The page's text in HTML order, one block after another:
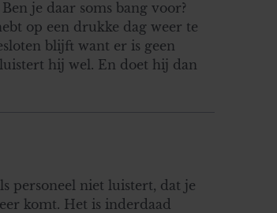
je daar soms bang voor?
op een drukke dag weer te
blijft want er is geen
hij wel. En doet hij dan
personeel niet luistert, dat je
komt. Het is inderdaad